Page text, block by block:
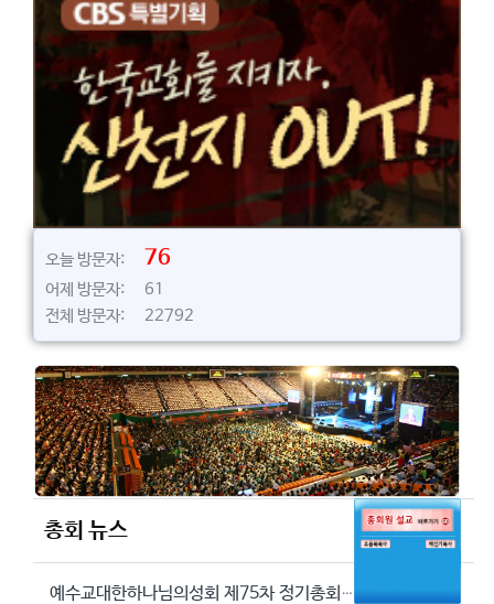
오늘 방문자: 76
어제 방문자: 61
전체 방문자: 22792
총회 뉴스
예수교대한하나님의성회 제75차 정기총회에서 정동수 목사를 이단으로 결의... [2026-05-29]